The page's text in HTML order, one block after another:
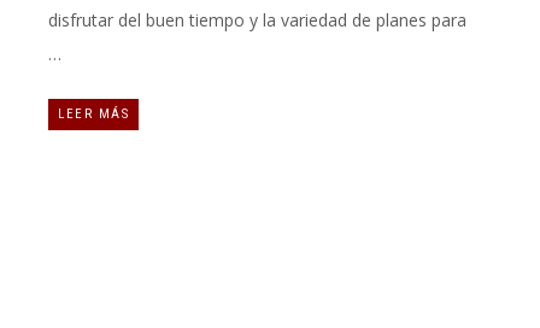
disfrutar del buen tiempo y la variedad de planes para
…
LEER MÁS